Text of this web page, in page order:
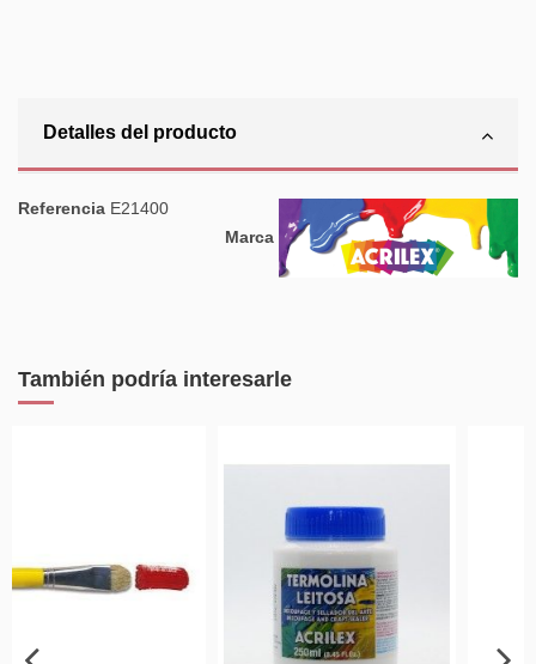
Detalles del producto
Marca
Referencia E21400
También podría interesarle